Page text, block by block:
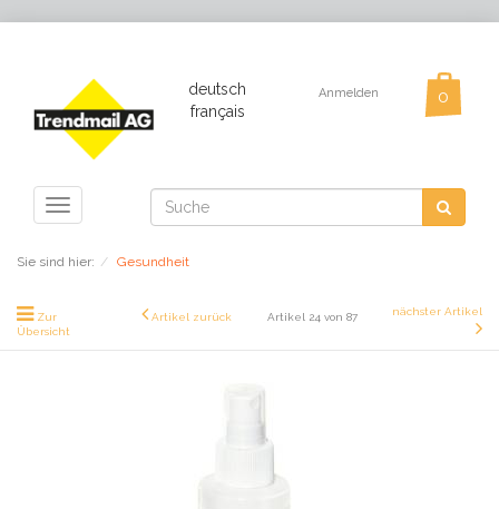
deutsch
français
Anmelden
Toggle
navigation
Sie sind hier: Gesundheit
Zur
Übersicht
Artikel zurück Artikel 24 von 87 nächster Artikel